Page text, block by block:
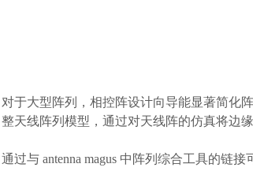
对于大型阵列，相控阵设计向导能显著简化
整天线阵列模型，通过对天线阵的仿真将边
通过与 antenna magus 中阵列综合工具的链